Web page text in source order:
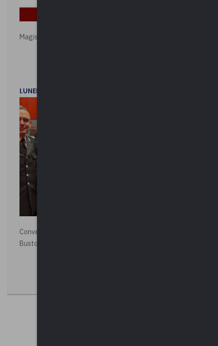
Magistratura e Costituzione. Le ragioni del SÌ e del NO
LUNEDì 1 DICEMBRE 2025
Convegno “La Polizia Locale per la sicurezza della città”,
Busto Arsizio